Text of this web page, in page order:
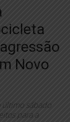
Novo
sábado
para a